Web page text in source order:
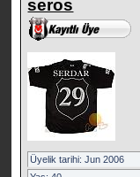
seros
Üyelik tarihi: Jun 2006